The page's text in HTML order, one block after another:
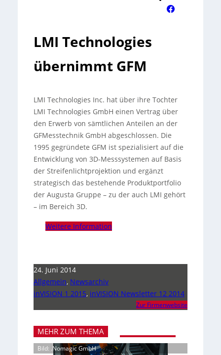
LMI Technologies
übernimmt GFM
LMI Technologies Inc. hat über ihre Tochter
LMI Technologies GmbH einen Vertrag über
den Erwerb von sämtlichen Anteilen an der
GFMesstechnik GmbH abgeschlossen. Die
1995 gegründete GFM ist spezialisiert auf die
Entwicklung von 3D-Messsystemen auf Basis
der Streifenlichtprojektion und ergänzt
strategisch das bestehende Produktportfolio
der Augusta Gruppe – zu der auch LMI gehört
– im Bereich 3D.
Weitere Information
24. Juni 2014
Allgemein, Newsarchiv
inVISION 1 2015, inVISION Newsletter 12 2014
Zur Firmenwebsite
MEHR ZUM THEMA
Bild: .Nomagic GmbH